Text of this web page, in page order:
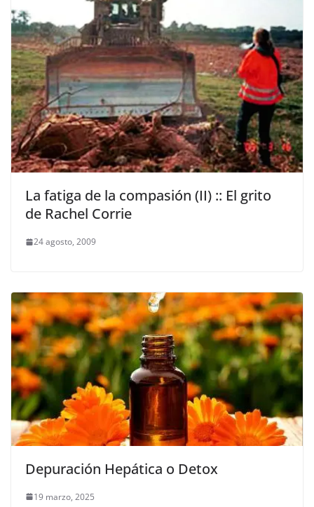
La fatiga de la compasión (II) :: El grito
de Rachel Corrie
24 agosto, 2009
Depuración Hepática o Detox
19 marzo, 2025